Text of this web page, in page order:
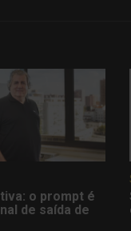
o prompt é
de saída de